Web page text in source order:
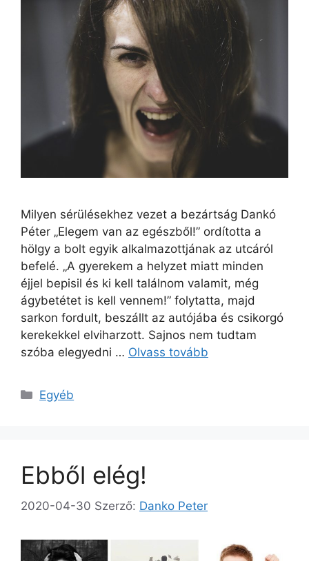
Milyen sérülésekhez vezet a bezártság Dankó
Péter „Elegem van az egészből!” ordította a
hölgy a bolt egyik alkalmazottjának az utcáról
befelé. „A gyerekem a helyzet miatt minden
éjjel bepisil és ki kell találnom valamit, még
ágybetétet is kell vennem!” folytatta, majd
sarkon fordult, beszállt az autójába és csikorgó
kerekekkel elviharzott. Sajnos nem tudtam
szóba elegyedni … Olvass tovább
Kategória
Egyéb
Ebből elég!
2020-04-30 Szerző: Danko Peter